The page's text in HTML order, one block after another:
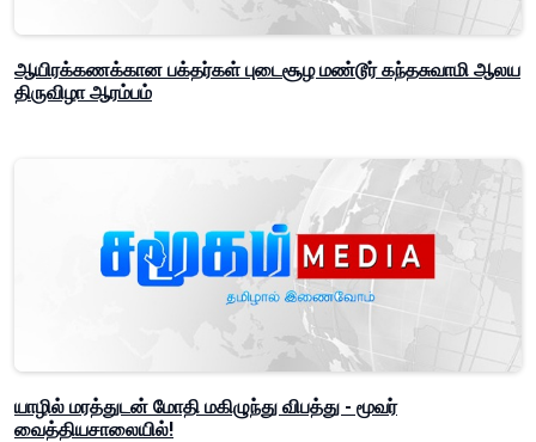
ஆயிரக்கணக்கான பக்தர்கள் புடைசூழ மண்டூர் கந்தசுவாமி ஆலய
திருவிழா ஆரம்பம்
யாழில் மரத்துடன் மோதி மகிழுந்து விபத்து - மூவர்
வைத்தியசாலையில்!